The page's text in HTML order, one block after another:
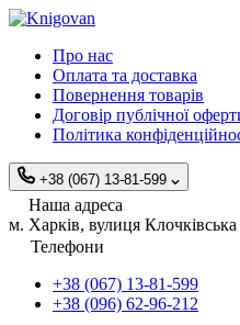
Про нас
Оплата та доставка
Повернення товарів
Договір публічної
Політика
+38 (067) 13-81-599
Наша адреса
м. Харків, вулиця
Телефони
+38 (067) 13-81-599
+38 (096) 62-96-212